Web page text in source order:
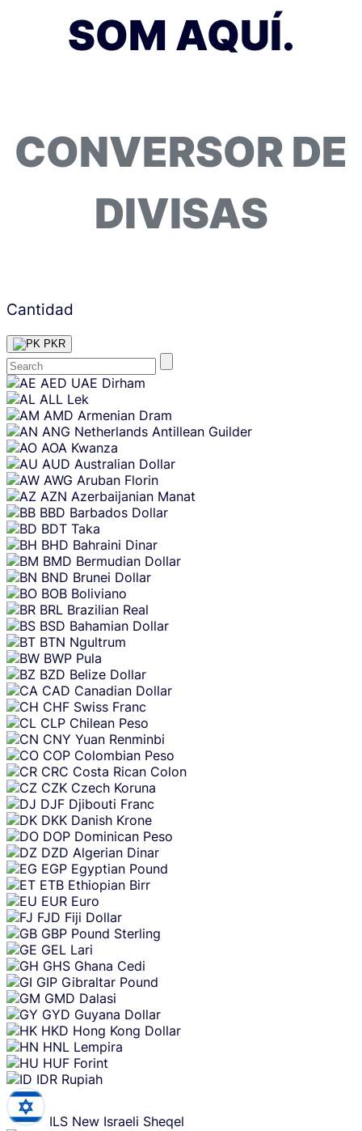
SOM AQUÍ.
CONVERSOR DE
DIVISAS
Cantidad
PKR
Skip
content
AED UAE Dirham
ALL Lek
AMD Armenian Dram
ANG Netherlands Antillean Guilder
AOA Kwanza
AUD Australian Dollar
AWG Aruban Florin
AZN Azerbaijanian Manat
BBD Barbados Dollar
BDT Taka
BHD Bahraini Dinar
BMD Bermudian Dollar
BND Brunei Dollar
BOB Boliviano
BRL Brazilian Real
BSD Bahamian Dollar
BTN Ngultrum
BWP Pula
BZD Belize Dollar
CAD Canadian Dollar
CHF Swiss Franc
CLP Chilean Peso
CNY Yuan Renminbi
COP Colombian Peso
CRC Costa Rican Colon
CZK Czech Koruna
DJF Djibouti Franc
DKK Danish Krone
DOP Dominican Peso
DZD Algerian Dinar
EGP Egyptian Pound
ETB Ethiopian Birr
EUR Euro
FJD Fiji Dollar
GBP Pound Sterling
GEL Lari
GHS Ghana Cedi
GIP Gibraltar Pound
GMD Dalasi
GYD Guyana Dollar
HKD Hong Kong Dollar
HNL Lempira
HUF Forint
IDR Rupiah
ILS New Israeli Sheqel